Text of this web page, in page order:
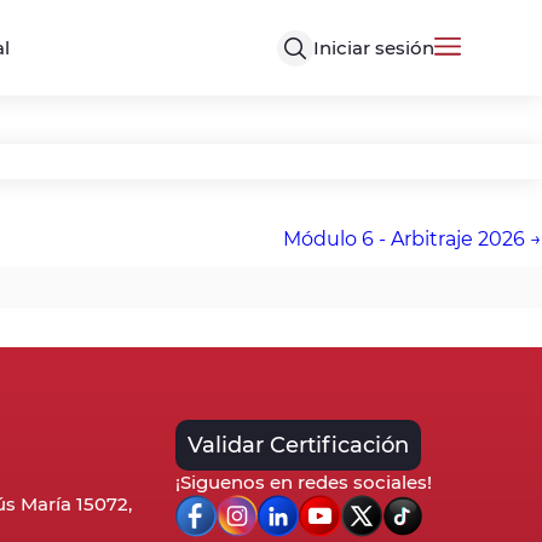
Iniciar sesión
Módulo 6 - Arbitraje 2026
María 15072,
Validar Certificación
¡Siguenos en redes sociales!